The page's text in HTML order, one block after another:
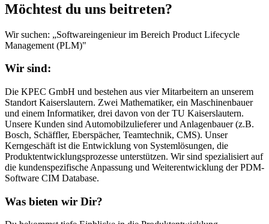
Möchtest du uns beitreten?
Wir suchen: „Softwareingenieur im Bereich Product Lifecycle
Management (PLM)"
Wir sind:
Die KPEC GmbH und bestehen aus vier Mitarbeitern an unserem
Standort Kaiserslautern. Zwei Mathematiker, ein Maschinenbauer
und einem Informatiker, drei davon von der TU Kaiserslautern.
Unsere Kunden sind Automobilzulieferer und Anlagenbauer (z.B.
Bosch, Schäffler, Eberspächer, Teamtechnik, CMS). Unser
Kerngeschäft ist die Entwicklung von Systemlösungen, die
Produktentwicklungsprozesse unterstützen. Wir sind spezialisiert auf
die kundenspezifische Anpassung und Weiterentwicklung der PDM-
Software CIM Database.
Was bieten wir Dir?